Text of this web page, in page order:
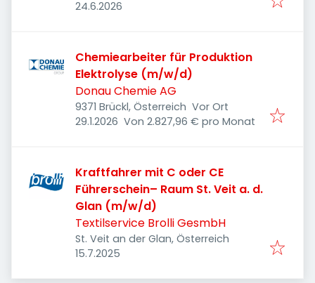
Veröffentlicht
24.6.2026
Chemiearbeiter für Produktion
Elektrolyse (m/w/d)
Donau Chemie AG
9371 Brückl, Österreich Vor Ort
Veröffentlicht
29.1.2026 Von 2.827,96 € pro Monat
Kraftfahrer mit C oder CE
Führerschein– Raum St. Veit a. d.
Glan (m/w/d)
Textilservice Brolli GesmbH
St. Veit an der Glan, Österreich
Veröffentlicht
15.7.2025